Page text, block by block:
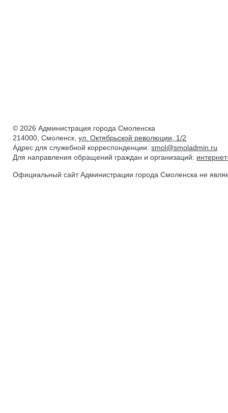
© 2026 Администрация города Смоленска
214000, Смоленск,ул. Октябрьской революции, 1/2
Адрес для служебной корреспонденции:smol@smoladmin.ru
Для направления обращений граждан и организаций:
Официальный сайт Администрации города Смоленска не